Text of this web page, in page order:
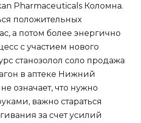
Pharmaceuticals Коломна.
положительных
а потом более энергично
с участием нового
станозолол соло продажа
в аптеке Нижний
означает, что нужно
важно стараться
за счет усилий